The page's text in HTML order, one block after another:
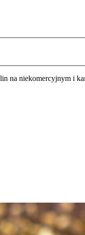
na niekomercyjnym i